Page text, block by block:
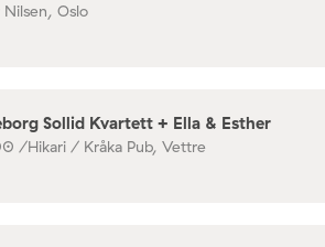
Nilsen, Oslo
Sollid Kvartett + Ella & Esther
/Hikari / Kråka Pub, Vettre